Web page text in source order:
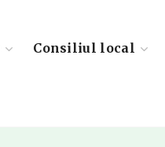
Consiliul local